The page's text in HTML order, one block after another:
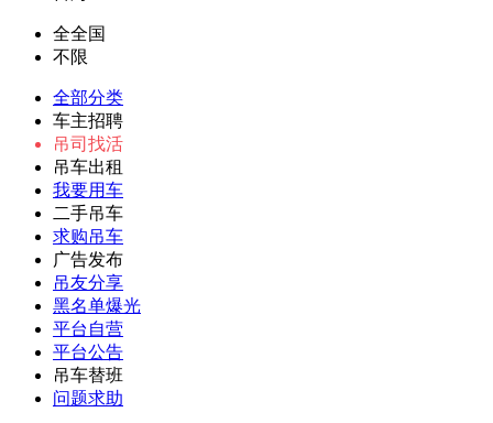
全全国
不限
全部分类
车主招聘
吊司找活
吊车出租
我要用车
二手吊车
求购吊车
广告发布
吊友分享
黑名单爆光
平台自营
平台公告
吊车替班
问题求助